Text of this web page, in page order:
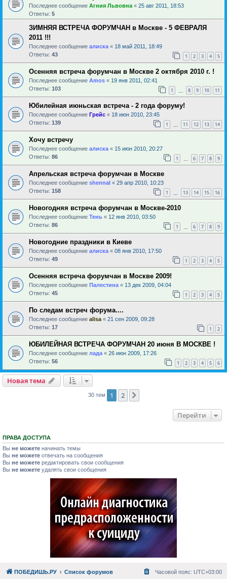
Последнее сообщение Агния Львовна « 25 авг 2011, 18:53
Ответы: 5
ЗИМНЯЯ ВСТРЕЧА ФОРУМЧАН в Москве - 5 ФЕВРАЛЯ
2011 !!!
Последнее сообщение алиска « 18 май 2011, 18:49
Ответы: 43 1 2 3 4 5
Осенняя встреча форумчан в Москве 2 октября 2010 г. !
Последнее сообщение Amos « 19 янв 2011, 02:41
Ответы: 103 1 8 9 10 11
Юбилейная июньская встреча - 2 года форуму!
Последнее сообщение Грейс « 18 июн 2010, 23:45
Ответы: 139 1 11 12 13 14
Хочу встречу
Последнее сообщение алиска « 15 июн 2010, 20:27
Ответы: 86 1 6 7 8 9
Апрельская встреча форумчан в Москве
Последнее сообщение shennal « 29 апр 2010, 10:23
Ответы: 158 1 13 14 15 16
Новогодняя встреча форумчан в Москве-2010
Последнее сообщение Тень « 12 янв 2010, 03:50
Ответы: 86 1 6 7 8 9
Новогодние праздники в Киеве
Последнее сообщение алиска « 08 янв 2010, 17:50
Ответы: 49 1 2 3 4 5
Осенняя встреча форумчан в Москве 2009!
Последнее сообщение Палестина « 13 дек 2009, 04:04
Ответы: 45 1 2 3 4 5
По следам встреч форума....
Последнее сообщение alisa « 21 сен 2009, 09:28
Ответы: 17 1 2
ЮБИЛЕЙНАЯ ВСТРЕЧА ФОРУМЧАН 20 июня В МОСКВЕ !
Последнее сообщение лада « 26 июн 2009, 17:26
Ответы: 56 1 2 3 4 5 6
Новая тема
30 тем 1 2
Перейти
ПРАВА ДОСТУПА
Вы не можете начинать темы
Вы не можете отвечать на сообщения
Вы не можете редактировать свои сообщения
Вы не можете удалять свои сообщения
ПОБЕДИШЬ.РУ Список форумов Часовой пояс: UTC+03:00